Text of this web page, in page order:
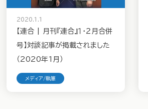
2020.1.1
【連合 | 月刊『連合』１・２月合併
号】対談記事が掲載されました
（2020年1月）
メディア/執筆